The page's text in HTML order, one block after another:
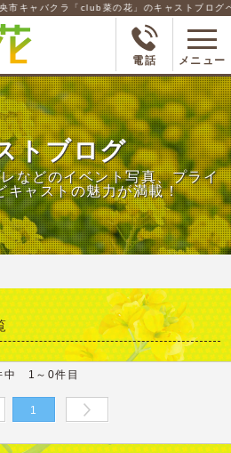
キャバクラ「club菜の花」のキャストブログペ
電話 メニュー
トブログ
などのイベント写真、プライ
キャストの魅力が満載！
中 1～0件目
1